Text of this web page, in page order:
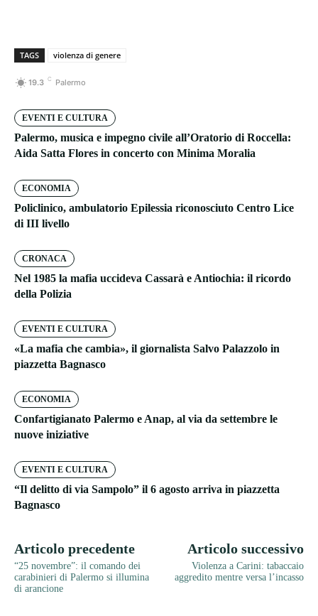
TAGS violenza di genere
19.3 C Palermo
EVENTI E CULTURA
Palermo, musica e impegno civile all’Oratorio di Roccella:
Aida Satta Flores in concerto con Minima Moralia
ECONOMIA
Policlinico, ambulatorio Epilessia riconosciuto Centro Lice
di III livello
CRONACA
Nel 1985 la mafia uccideva Cassarà e Antiochia: il ricordo
della Polizia
EVENTI E CULTURA
«La mafia che cambia», il giornalista Salvo Palazzolo in
piazzetta Bagnasco
ECONOMIA
Confartigianato Palermo e Anap, al via da settembre le
nuove iniziative
EVENTI E CULTURA
“Il delitto di via Sampolo” il 6 agosto arriva in piazzetta
Bagnasco
Articolo precedente
“25 novembre”: il comando dei
carabinieri di Palermo si illumina
di arancione
Articolo successivo
Violenza a Carini: tabaccaio
aggredito mentre versa l’incasso